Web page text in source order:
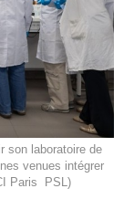
son laboratoire de
venues intégrer
Paris  PSL)